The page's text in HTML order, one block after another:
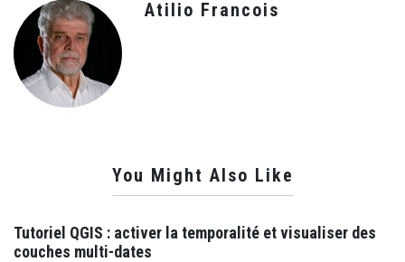
Atilio Francois
You Might Also Like
Tutoriel QGIS : activer la temporalité et visualiser des
couches multi-dates